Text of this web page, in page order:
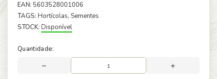
EAN: 5603528001006
TAGS: Hortícolas, Sementes
STOCK: Disponível
Quantidade: